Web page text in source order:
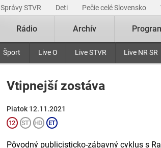
Správy STVR Deti Pečie celé Slovensko
Šport Live O Live STVR Live NR SR
Rádio Archív
Vtipnejší zostáva
Piatok 12.11.2021
Pôvodný publicisticko-zábavný cyklus s